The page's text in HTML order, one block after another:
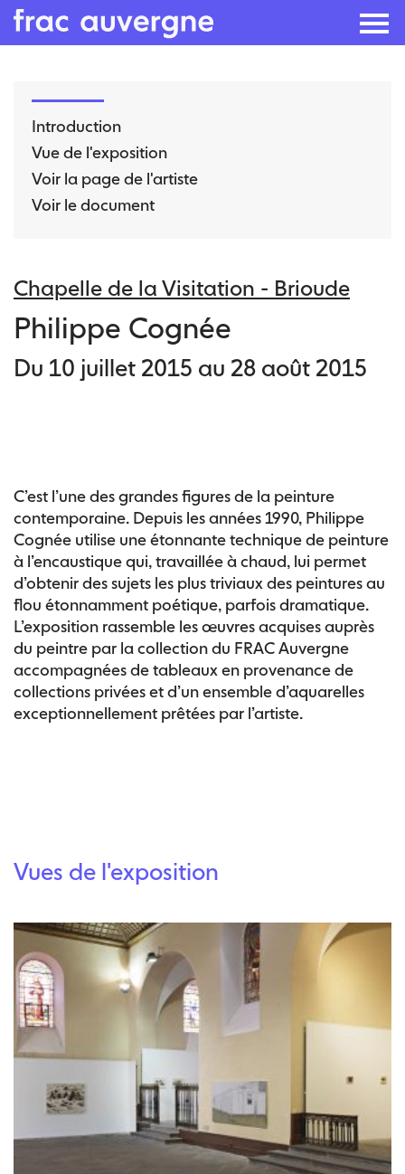
content
Introduction
Vue de l'exposition
Voir la page de l'artiste
Voir le document
Chapelle de la Visitation - Brioude
Philippe Cognée
Du 10 juillet 2015 au 28 août 2015
C’est l’une des grandes figures de la peinture
contemporaine. Depuis les années 1990, Philippe
Cognée utilise une étonnante technique de peinture
à l’encaustique qui, travaillée à chaud, lui permet
d’obtenir des sujets les plus triviaux des peintures au
flou étonnamment poétique, parfois dramatique.
L’exposition rassemble les œuvres acquises auprès
du peintre par la collection du FRAC Auvergne
accompagnées de tableaux en provenance de
collections privées et d’un ensemble d’aquarelles
exceptionnellement prêtées par l’artiste.
Vues de l'exposition